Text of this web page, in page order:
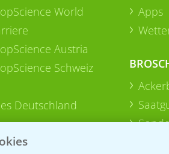
World
Austria
Schweiz
Deutschland
Apps